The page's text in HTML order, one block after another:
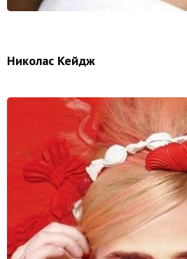
Николас Кейдж